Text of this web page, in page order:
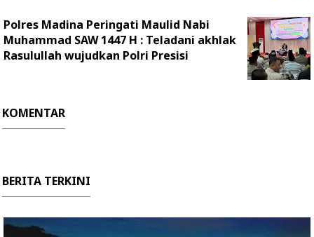
Polres Madina Peringati Maulid Nabi
Muhammad SAW 1447 H : Teladani akhlak
Rasulullah wujudkan Polri Presisi
KOMENTAR
BERITA TERKINI